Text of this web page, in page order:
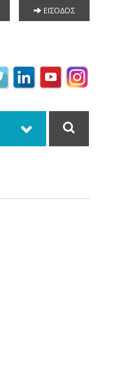
ΕΙΣΟΔΟΣ